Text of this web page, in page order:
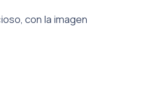
con la imagen